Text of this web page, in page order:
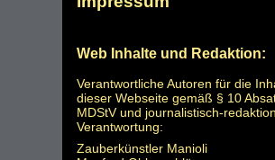
Web Inhalte und Redaktion:
Verantwortliche Autoren für die
dieser Webseite gemäß § 10
MDStV und journalistisch-
Verantwortung:
Zauberkünstler Manioli